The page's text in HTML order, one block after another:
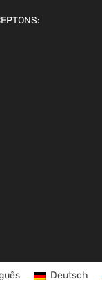
Deutsch